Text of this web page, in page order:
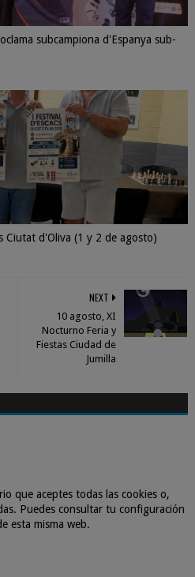
subcampiona d'Espanya sub-
Ciutat d'Oliva (1 y 2 de agosto)
NEXT
10 agosto, XI
Nocturno Feria y
Fiestas Ciudad de
Jumilla
que aceptes todas las cookies o,
Puedes consultar tu configuración
esta misma web.